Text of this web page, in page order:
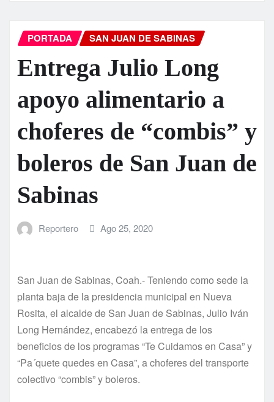
PORTADA SAN JUAN DE SABINAS
Entrega Julio Long
apoyo alimentario a
choferes de “combis” y
boleros de San Juan de
Sabinas
Reportero Ago 25, 2020
San Juan de Sabinas, Coah.- Teniendo como sede la
planta baja de la presidencia municipal en Nueva
Rosita, el alcalde de San Juan de Sabinas, Julio Iván
Long Hernández, encabezó la entrega de los
beneficios de los programas “Te Cuidamos en Casa” y
“Pa´quete quedes en Casa”, a choferes del transporte
colectivo “combis” y boleros.